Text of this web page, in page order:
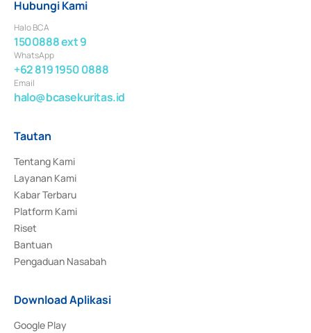
Hubungi Kami
Halo BCA
1500888 ext 9
WhatsApp
+62 819 1950 0888
Email
halo@bcasekuritas.id
Tautan
Tentang Kami
Layanan Kami
Kabar Terbaru
Platform Kami
Riset
Bantuan
Pengaduan Nasabah
Download Aplikasi
Google Play